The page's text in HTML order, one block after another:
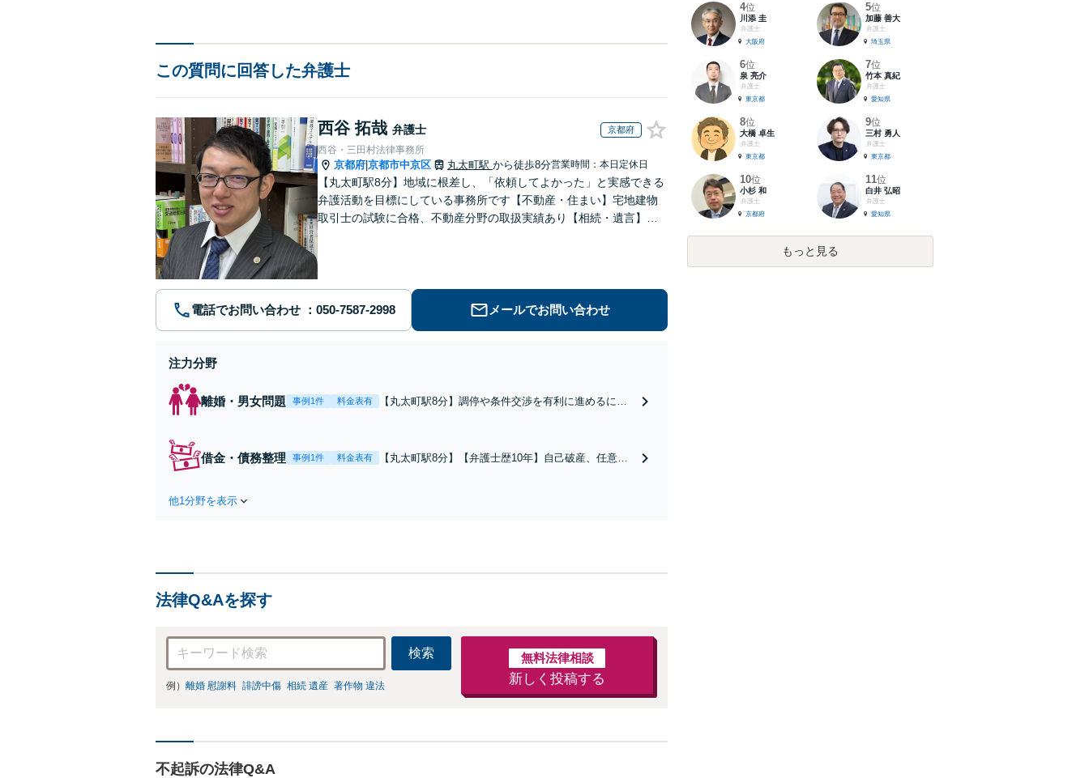
この質問に回答した弁護士
西谷 拓哉 弁護士 京都府
西谷・三田村法律事務所
京都府 京都市中京区 丸太町駅 から徒歩8分営業時間：本日定休日
【丸太町駅8分】地域に根差し、「依頼してよかった」と実感できる
弁護活動を目標にしている事務所です【不動産・住まい】宅地建物
取引士の試験に合格、不動産分野の取扱実績あり【相続・遺言】相
電話でお問い合わせ メールでお問い合わせ
注力分野
離婚・男女問題 事例1件 料金表有
【丸太町駅8分】調停や条件交渉を有利に進めるに
い【初回相談３０分無料】【電話相談可】
借金・債務整理 事例1件 料金表有
【丸太町駅8分】【弁護士歴10年】自己破産、任意整
他1分野を表示
法律Q&Aを探す
検索
例） 離婚 慰謝料 誹謗中傷 相続 遺産 著作物 違法
無料法律相談
新しく投稿する
不起訴の法律Q&A
4位
川添 圭
弁護士
大阪府
5位
加藤 善大
弁護士
埼玉県
6位
泉 亮介
弁護士
東京都
7位
竹本 真紀
弁護士
愛知県
8位
大橋 卓生
弁護士
東京都
9位
三村 勇人
弁護士
東京都
10位
小杉 和
弁護士
京都府
11位
白井 弘昭
弁護士
愛知県
もっと見る